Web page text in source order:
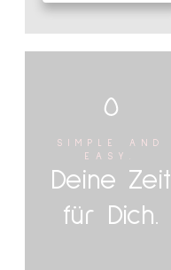
SIMPLE AND
EASY.
Deine Zeit
für Dich.